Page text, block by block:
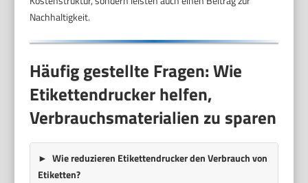
Nachhaltigkeit.
Häufig gestellte Fragen: Wie
Etikettendrucker helfen,
Verbrauchsmaterialien zu sparen
Wie reduzieren Etikettendrucker den Verbrauch von
Etiketten?